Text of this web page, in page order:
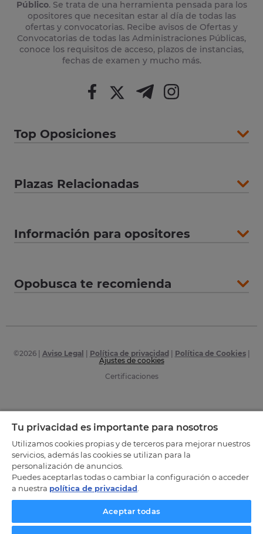
Público. Se trata de una herramienta pensada para los
opositores que necesitan estar al día de todas las
ofertas y convocatorias. Recibe avisos de Ofertas y
Convocatorias de todas las Administraciones Públicas,
conoce los requisitos de acceso, plazos de instancias,
fechas de examen y mucho más.
Top Oposiciones
Plazas Relacionadas
Información para opositores
Opobusca te recomienda
©2026| Aviso Legal Política de privacidad Política de Cookies|
Ajustes de cookies
Certificaciones
Tu privacidad es importante para nosotros
Utilizamos cookies propias y de terceros para mejorar nuestros
servicios, además las cookies se utilizan para la
personalización de anuncios.
Puedes aceptarlas todas o cambiar la configuración o acceder
a nuestra política de privacidad
Aceptar todas